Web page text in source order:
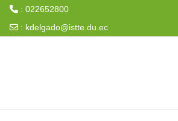
: 022652800
: kdelgado@istte.du.ec